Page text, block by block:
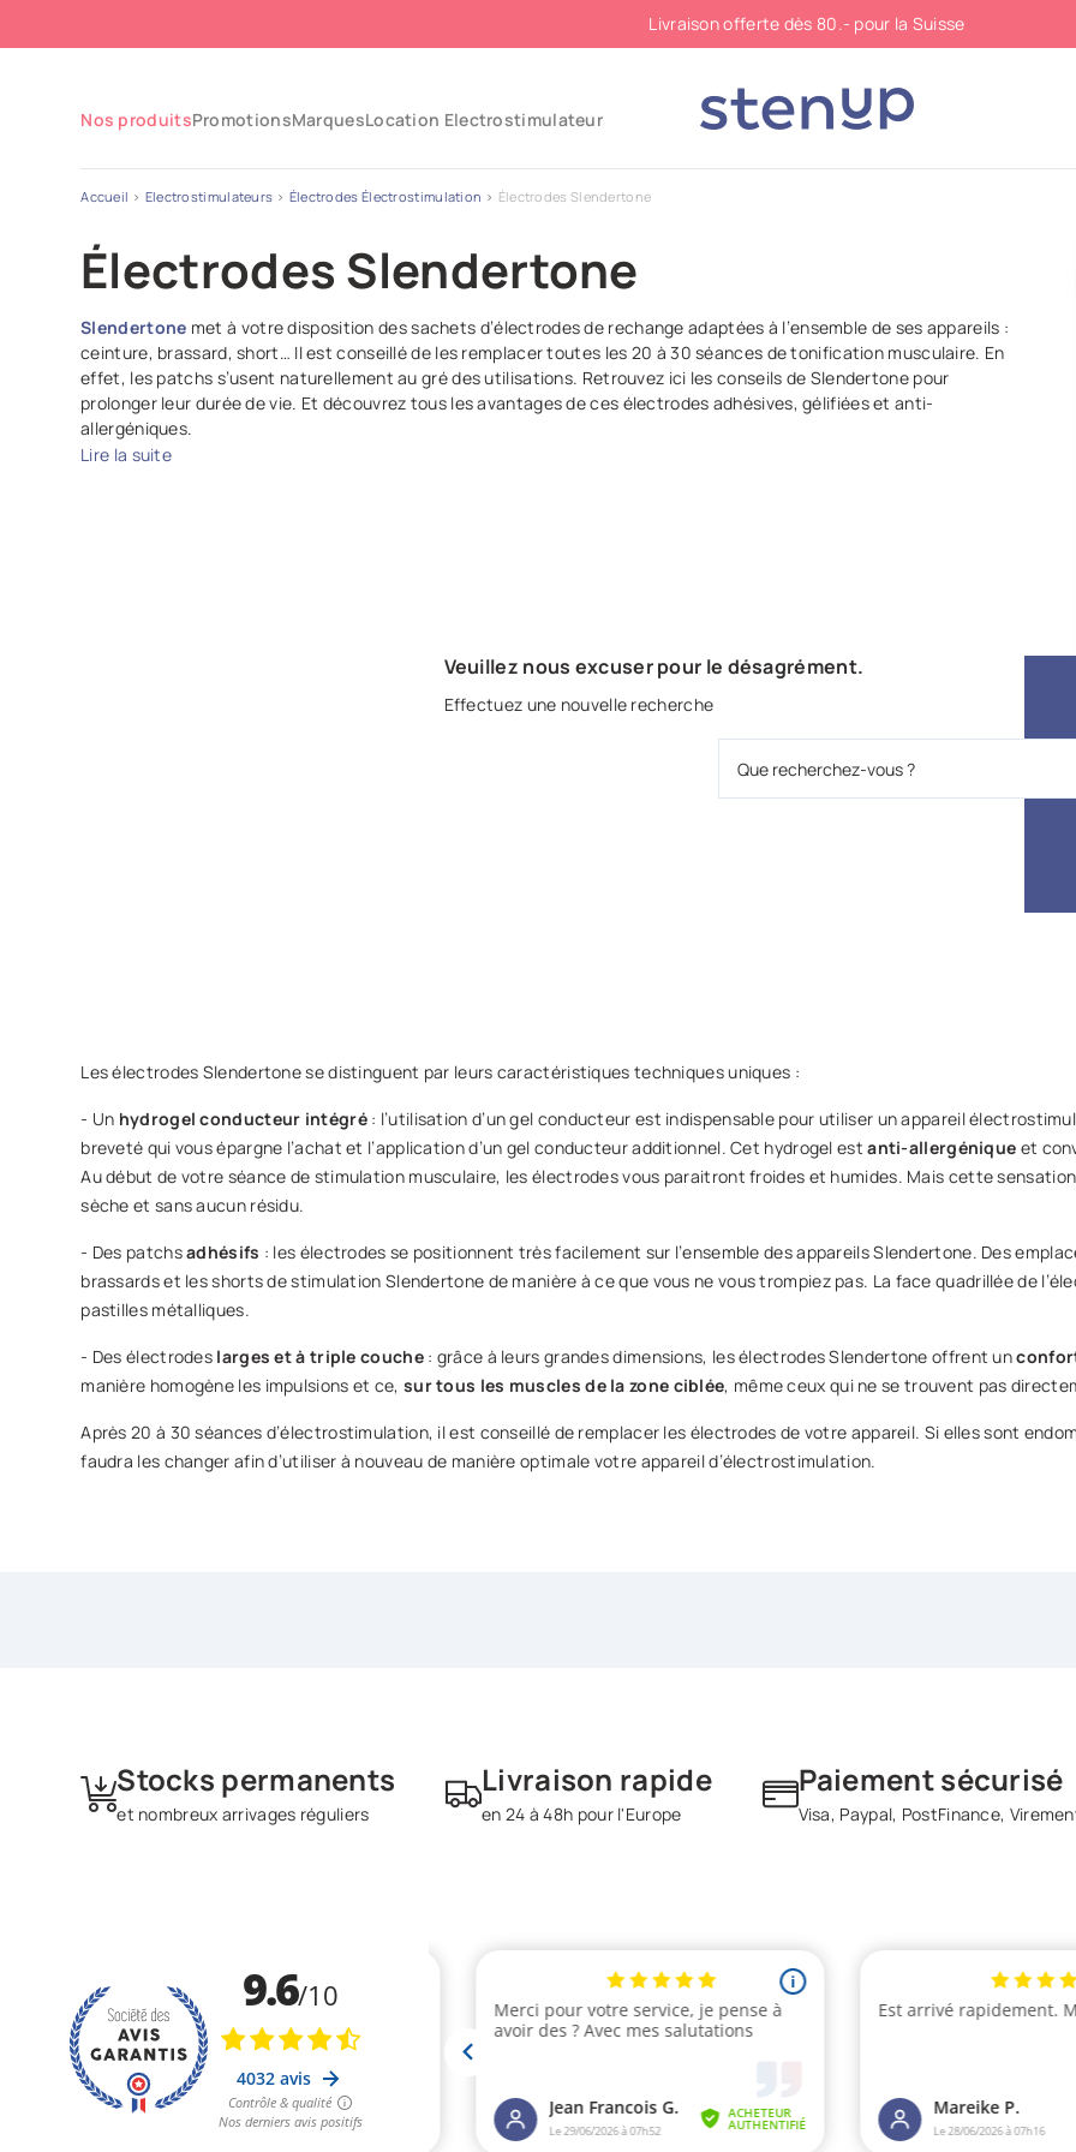
Livraison offerte dès 80.- pour la Suisse
Nos produitsPromotionsMarquesLocation Electrostimulateur
Accueil Electrostimulateurs Électrodes Électrostimulation Électrodes Slendertone
Électrodes Slendertone
Slendertone met à votre disposition des sachets d’électrodes de rechange adaptées à l’ensemble de ses appareils :
ceinture, brassard, short… Il est conseillé de les remplacer toutes les 20 à 30 séances de tonification musculaire. En
effet, les patchs s’usent naturellement au gré des utilisations. Retrouvez ici les conseils de Slendertone pour
prolonger leur durée de vie. Et découvrez tous les avantages de ces électrodes adhésives, gélifiées et anti-
allergéniques.
Lire la suite
Veuillez nous excuser pour le désagrément.
Effectuez une nouvelle recherche
Les électrodes Slendertone se distinguent par leurs caractéristiques techniques uniques :
- Un hydrogel conducteur intégré: l’utilisation d’un gel conducteur est indispensable pour utiliser un appareil
breveté qui vous épargne l’achat et l’application d’un gel conducteur additionnel. Cet hydrogel estanti-allergénique et
Au début de votre séance de stimulation musculaire, les électrodes vous paraitront froides et humides. Mais cette
sèche et sans aucun résidu.
- Des patchsadhésifs : les électrodes se positionnent très facilement sur l’ensemble des appareils Slendertone. Des
brassards et les shorts de stimulation Slendertone de manière à ce que vous ne vous trompiez pas. La face quadrillée de
pastilles métalliques.
- Des électrodes larges et à triple couche: grâce à leurs grandes dimensions, les électrodes Slendertone offrent un
manière homogène les impulsions et ce, sur tous les muscles de la zone ciblée, même ceux qui ne se trouvent pas
Après 20 à 30 séances d’électrostimulation, il est conseillé de remplacer les électrodes de votre appareil. Si elles sont
faudra les changer afin d’utiliser à nouveau de manière optimale votre appareil d’électrostimulation.
Stocks permanents
et nombreux arrivages réguliers
Livraison rapide
en 24 à 48h pour l'Europe
Paiement sécurisé
Visa, Paypal, PostFinance,